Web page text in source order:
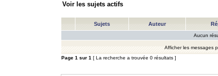
Voir les sujets actifs
Sujets Auteur
Aucun
Afficher les messages
Page 1 sur 1 [ La recherche a trouvée 0 résultats ]